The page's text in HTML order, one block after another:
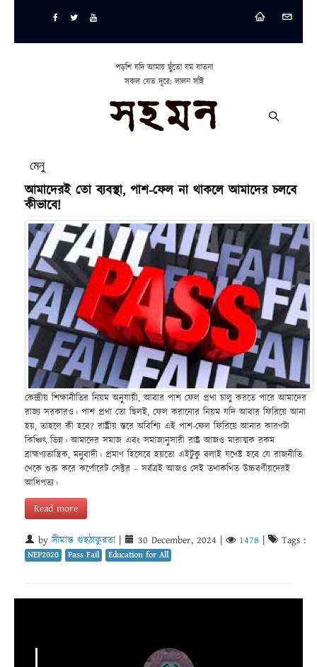
পড়শি যদি আমায় ছুঁতো যম যাতনা
সকল যেত দূরে: লালন সাঁই
মেনু
আমাদেরই তো ব্যবস্থা, পাশ-ফেল না থাকলে আমাদের চলবে
কীভাবে!
কেন্দ্রীয় শিক্ষানীতির নিয়ম অনুযায়ী, আবার পাশ ফেল প্রথা চালু করতে পারে আমাদের
রাজ্য সরকারও। পাশ প্রথা তো ছিলই, ফেল করানোর নিয়ম যদি আবার ফিরিয়ে আনা
হয়, তাহলে কী হবে? রাষ্ট্রীয় স্তরে অবিশ্যি এই পাশ-ফেল ফিরিয়ে আনার কারণটা
কিঞ্চিৎ ভিন্ন। আমাদের সমাজ এবং সমাজানুসারী রাষ্ট্র আজও মারাত্মক রকম
ব্রাহ্মণ্যতান্ত্রিক, মনুবাদী। প্রমাণ হিসেবে হয়তো এইটুকু বলাই যথেষ্ট হবে যে রাজনীতি
থেকে শুরু করে কর্পোরেট সেক্টর – সর্বত্রই আজও সেই তথাকথিত উচ্চবর্ণীয়দেরই
আধিপত্য।
Read more
byসীমান্ত গুহঠাকুরতা 30 December, 2024 1478 Tags :
NEP2020 Pass Fail Education for All